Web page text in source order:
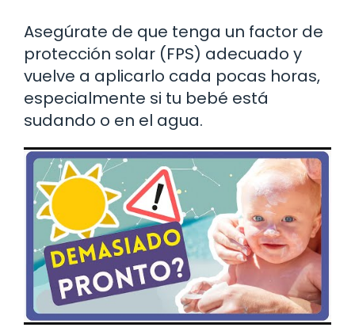
Asegúrate de que tenga un factor de
protección solar (FPS) adecuado y
vuelve a aplicarlo cada pocas horas,
especialmente si tu bebé está
sudando o en el agua.